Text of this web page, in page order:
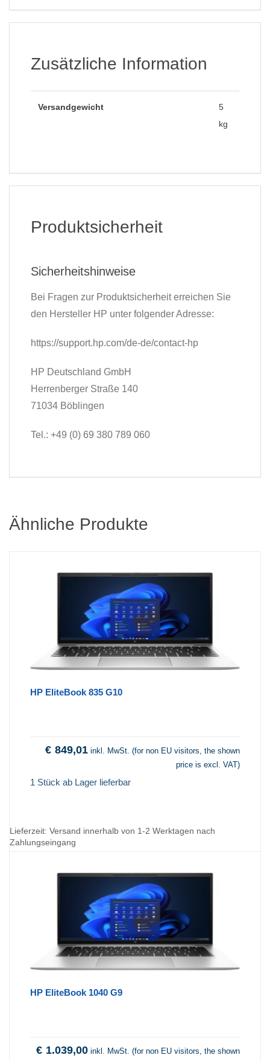
Zusätzliche Information
Versandgewicht
5
kg
Produktsicherheit
Sicherheitshinweise
Bei Fragen zur Produktsicherheit erreichen Sie
den Hersteller HP unter folgender Adresse:
https://support.hp.com/de-de/contact-hp
HP Deutschland GmbH
Herrenberger Straße 140
71034 Böblingen
Tel.: +49 (0) 69 380 789 060
Ähnliche Produkte
HP EliteBook 835 G10
€ 849,01 inkl. MwSt. (for non EU visitors, the shown
price is excl. VAT)
1 Stück ab Lager lieferbar
Lieferzeit: Versand innerhalb von 1-2 Werktagen nach
Zahlungseingang
HP EliteBook 1040 G9
€ 1.039,00 inkl. MwSt. (for non EU visitors, the shown